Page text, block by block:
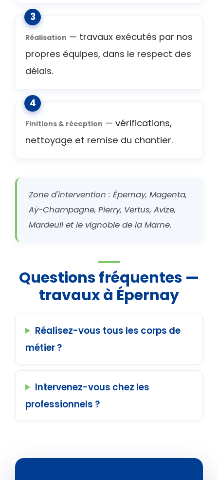
Réalisation — travaux exécutés par nos
propres équipes, dans le respect des
délais.
Finitions & réception — vérifications,
nettoyage et remise du chantier.
Zone d'intervention : Épernay, Magenta,
Aÿ-Champagne, Pierry, Vertus, Avize,
Mardeuil et le vignoble de la Marne.
Questions fréquentes —
travaux à Épernay
Réalisez-vous tous les corps de
métier ?
Intervenez-vous chez les
professionnels ?